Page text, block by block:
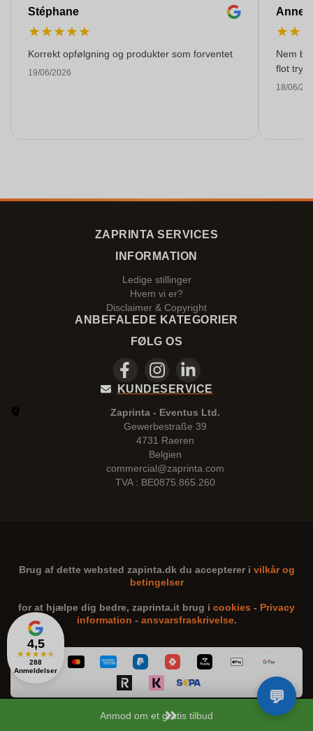
Anmod om et gratis tilbud
Stéphane
★★★★★
Korrekt opfølgning og produkter som forventet
19/06/2026
Anne-
★★
Nem
flot tryk!
18/06/
4,5
★★★★★
288
Anmeldelser
ZAPRINTA SERVICES
INFORMATION
Ledige stillinger
Hvem vi er?
Disclaimer & Copyright
ANBEFALEDE KATEGORIER
FØLG OS
KUNDESERVICE
Zaprinta - Eventus Ltd.
Gewerbestraße 39
4731 Raeren
Belgien
commercial@zaprinta.com
TVA : BE0875.865.260
Brug af dette websted zapinta.dk du accepterer i vilkår og
betingelser
for at hjælpe dig bedre, zaprinta.it brug i cookies - Privacy
information - ansvarsfraskrivelse.